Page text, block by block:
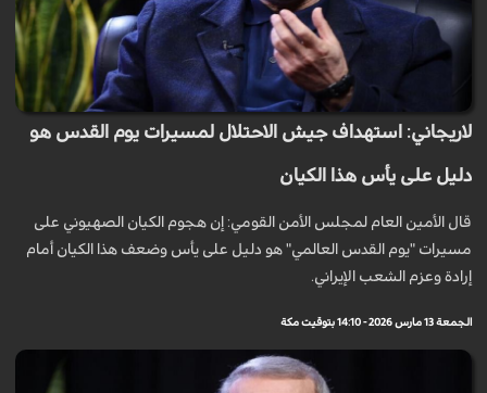
لاريجاني: استهداف جيش الاحتلال لمسيرات يوم القدس هو
دليل على يأس هذا الكيان
قال الأمين العام لمجلس الأمن القومي: إن هجوم الكيان الصهيوني على
مسيرات "يوم القدس العالمي" هو دليل على يأس وضعف هذا الكيان أمام
إرادة وعزم الشعب الإيراني.
الجمعة 13 مارس 2026 - 14:10 بتوقيت مكة